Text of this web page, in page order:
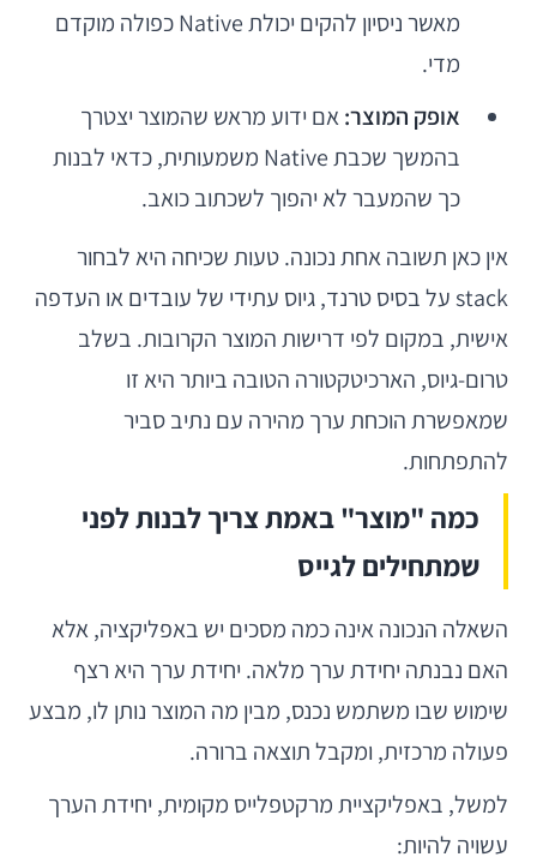
מאשר ניסיון להקים יכולת Native כפולה מוקדם
מדי.
אופק המוצר:אם ידוע מראש שהמוצר יצטרך
בהמשך שכבת Native משמעותית, כדאי לבנות
כך שהמעבר לא יהפוך לשכתוב כואב.
אין כאן תשובה אחת נכונה. טעות שכיחה היא לבחור
stack על בסיס טרנד, גיוס עתידי של עובדים או העדפה
אישית, במקום לפי דרישות המוצר הקרובות. בשלב
טרום-גיוס, הארכיטקטורה הטובה ביותר היא זו
שמאפשרת הוכחת ערך מהירה עם נתיב סביר
להתפתחות.
כמה "מוצר" באמת צריך לבנות לפני
שמתחילים לגייס
השאלה הנכונה אינה כמה מסכים יש באפליקציה, אלא
האם נבנתה יחידת ערך מלאה. יחידת ערך היא רצף
שימוש שבו משתמש נכנס, מבין מה המוצר נותן לו, מבצע
פעולה מרכזית, ומקבל תוצאה ברורה.
למשל, באפליקציית מרקטפלייס מקומית, יחידת הערך
עשויה להיות: